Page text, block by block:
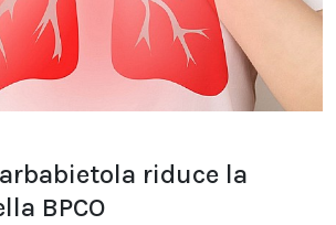
riduce la
BPCO